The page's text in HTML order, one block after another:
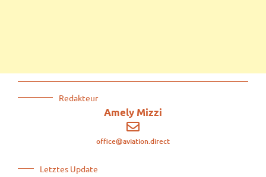
Redakteur
Amely Mizzi
office@aviation.direct
Letztes Update